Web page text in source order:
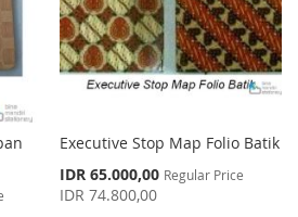
Executive Stop Map Folio Batik
Special
Price
IDR 65.000,00 Regular Price
IDR 74.800,00